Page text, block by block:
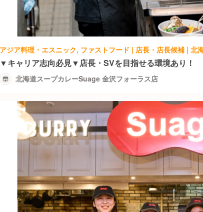
▼キャリア志向必見▼店長・SVを目指せる環境あり！
北海道スープカレーSuage 金沢フォーラス店